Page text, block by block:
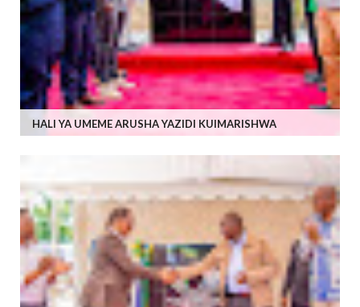
HALI YA UMEME ARUSHA YAZIDI KUIMARISHWA